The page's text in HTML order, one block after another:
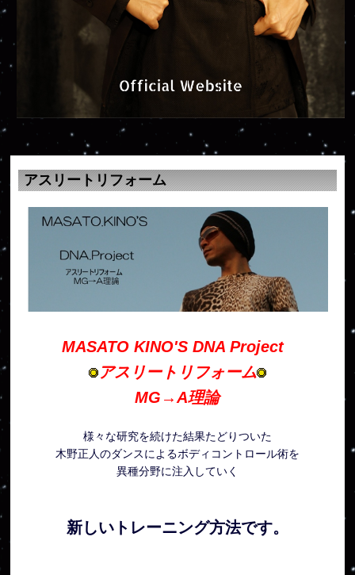
アスリートリフォーム
MASATO KINO'S DNA Project
アスリートリフォーム
MG→A理論
様々な研究を続けた結果たどりついた
木野正人のダンスによるボディコントロール術を
異種分野に注入していく
新しいトレーニング方法です。